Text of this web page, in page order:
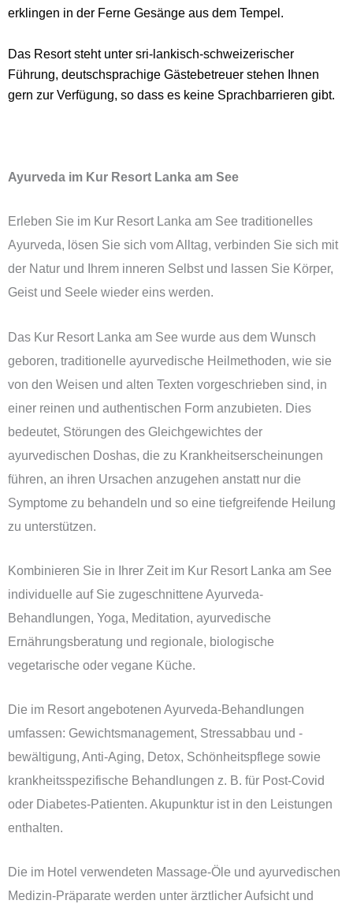
erklingen in der Ferne Gesänge aus dem Tempel.
Das Resort steht unter sri-lankisch-schweizerischer
Führung, deutschsprachige Gästebetreuer stehen Ihnen
gern zur Verfügung, so dass es keine Sprachbarrieren gibt.
Ayurveda im Kur Resort Lanka am See
Erleben Sie im Kur Resort Lanka am See traditionelles
Ayurveda, lösen Sie sich vom Alltag, verbinden Sie sich mit
der Natur und Ihrem inneren Selbst und lassen Sie Körper,
Geist und Seele wieder eins werden.
Das Kur Resort Lanka am See wurde aus dem Wunsch
geboren, traditionelle ayurvedische Heilmethoden, wie sie
von den Weisen und alten Texten vorgeschrieben sind, in
einer reinen und authentischen Form anzubieten. Dies
bedeutet, Störungen des Gleichgewichtes der
ayurvedischen Doshas, die zu Krankheitserscheinungen
führen, an ihren Ursachen anzugehen anstatt nur die
Symptome zu behandeln und so eine tiefgreifende Heilung
zu unterstützen.
Kombinieren Sie in Ihrer Zeit im Kur Resort Lanka am See
individuelle auf Sie zugeschnittene Ayurveda-
Behandlungen, Yoga, Meditation, ayurvedische
Ernährungsberatung und regionale, biologische
vegetarische oder vegane Küche.
Die im Resort angebotenen Ayurveda-Behandlungen
umfassen: Gewichtsmanagement, Stressabbau und -
bewältigung, Anti-Aging, Detox, Schönheitspflege sowie
krankheitsspezifische Behandlungen z. B. für Post-Covid
oder Diabetes-Patienten. Akupunktur ist in den Leistungen
enthalten.
Die im Hotel verwendeten Massage-Öle und ayurvedischen
Medizin-Präparate werden unter ärztlicher Aufsicht und